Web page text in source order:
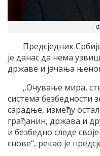
Предсједник
је данас да нема
државе и јачања
„Очување мира,
система безбедности
сарадње, између
грађанин, држава и
и безбедно следе
снове“, рекао је